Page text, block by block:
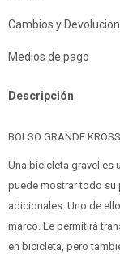
Cambios y
Medios de pago
Descripción
BOLSO GRANDE
Una bicicleta gravel es
puede mostrar todo su
adicionales. Uno de
marco. Le permitirá
en bicicleta, pero